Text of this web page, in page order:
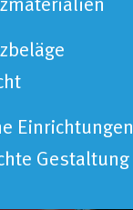
Einrichtungen
Gestaltung